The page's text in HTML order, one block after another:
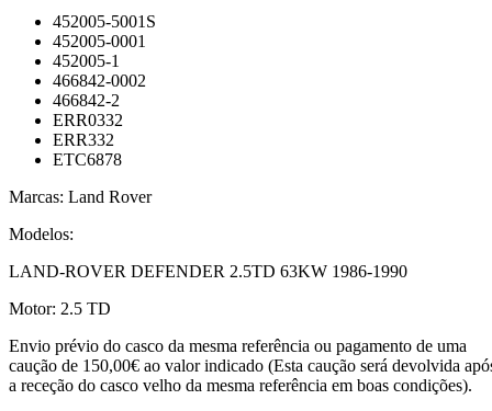
452005-5001S
452005-0001
452005-1
466842-0002
466842-2
ERR0332
ERR332
ETC6878
Marcas: Land Rover
Modelos:
LAND-ROVER DEFENDER 2.5TD 63KW 1986-1990
Motor: 2.5 TD
Envio prévio do casco da mesma referência ou pagamento de uma
caução de 150,00€ ao valor indicado (Esta caução será devolvida
a receção do casco velho da mesma referência em boas condições).